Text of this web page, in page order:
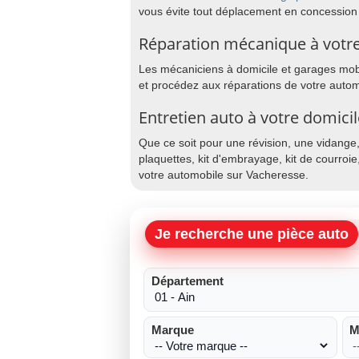
vous évite tout déplacement en
Réparation mécanique à
Les mécaniciens à domicile et garages
et procédez aux réparations de votre
Entretien auto à votre
Que ce soit pour une révision, une
plaquettes, kit d'embrayage, kit de
votre automobile sur Vacheresse.
Je recherche une pièce auto
Département
Marque